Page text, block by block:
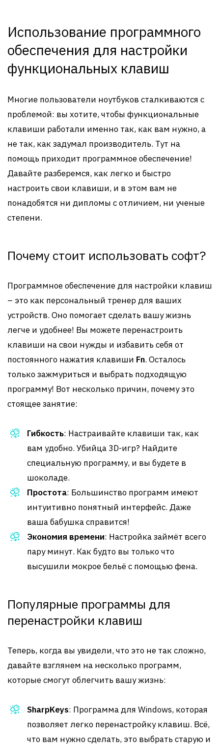
Использование программного
обеспечения для настройки
функциональных клавиш
Многие пользователи ноутбуков сталкиваются с
проблемой: вы хотите, чтобы функциональные
клавиши работали именно так, как вам нужно, а
не так, как задумал производитель. Тут на
помощь приходит программное обеспечение!
Давайте разберемся, как легко и быстро
настроить свои клавиши, и в этом вам не
понадобятся ни дипломы с отличием, ни ученые
степени.
Почему стоит использовать софт?
Программное обеспечение для настройки клавиш
– это как персональный тренер для ваших
устройств. Оно помогает сделать вашу жизнь
легче и удобнее! Вы можете перенастроить
клавиши на свои нужды и избавить себя от
постоянного нажатия клавиши Fn. Осталось
только зажмуриться и выбрать подходящую
программу! Вот несколько причин, почему это
стоящее занятие:
Гибкость: Настраивайте клавиши так, как
вам удобно. Убийца 3D-игр? Найдите
специальную программу, и вы будете в
шоколаде.
Простота: Большинство программ имеют
интуитивно понятный интерфейс. Даже
ваша бабушка справится!
Экономия времени: Настройка займёт всего
пару минут. Как будто вы только что
высушили мокрое бельё с помощью фена.
Популярные программы для
перенастройки клавиш
Теперь, когда вы увидели, что это не так сложно,
давайте взглянем на несколько программ,
которые смогут облегчить вашу жизнь:
SharpKeys: Программа для Windows, которая
позволяет легко перенастройку клавиш. Всё,
что вам нужно сделать, это выбрать старую и